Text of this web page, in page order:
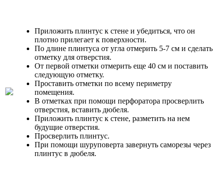
Приложить плинтус к стене и убедиться, что он
плотно прилегает к поверхности.
По длине плинтуса от угла отмерить 5-7 см и сделать
отметку для отверстия.
От первой отметки отмерить еще 40 см и поставить
следующую отметку.
Проставить отметки по всему периметру
помещения.
В отметках при помощи перфоратора просверлить
отверстия, вставить дюбеля.
Приложить плинтус к стене, разметить на нем
будущие отверстия.
Просверлить плинтус.
При помощи шуруповерта завернуть саморезы через
плинтус в дюбеля.